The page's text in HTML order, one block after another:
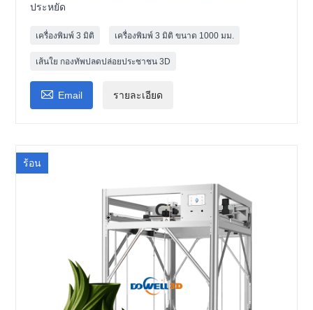
ประหยัด
เครื่องพิมพ์ 3 มิติ เครื่องพิมพ์ 3 มิติ ขนาด 1000 มม.
เส้นใย กองทัพปลดปล่อยประชาชน 3D
 Email รายละเอียด
ร้อน